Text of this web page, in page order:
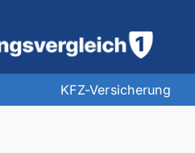
KFZ-Versicherung